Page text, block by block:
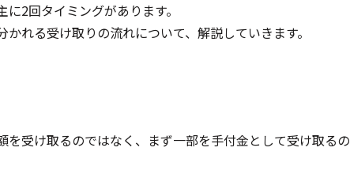
2回タイミングがあります。
れる受け取りの流れについて、解説していきます。
を受け取るのではなく、まず一部を手付金として受け取るの